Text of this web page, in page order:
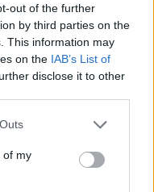
out of the further
by third parties on the
This information may
on the IAB’s List of
disclose it to other
of my
Son petit truc en
sucres consommés